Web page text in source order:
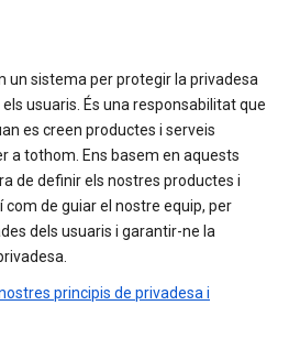
un sistema per protegir la privadesa
usuaris. És una responsabilitat que
es creen productes i serveis
a tothom. Ens basem en aquests
de definir els nostres productes i
com de guiar el nostre equip, per
dels usuaris i garantir-ne la
principis de privadesa i